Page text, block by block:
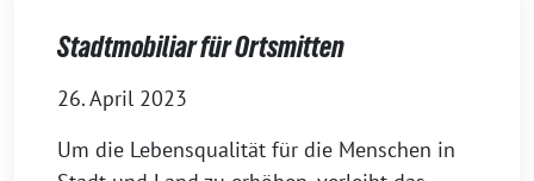
Stadtmobiliar für Ortsmitten
26. April 2023
Um die Lebensqualität für die Menschen in